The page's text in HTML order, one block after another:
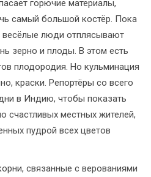
горючие материалы,
самый большой костёр. Пока
весёлые люди отплясывают
зерно и плоды. В этом есть
плодородия. Но кульминация
краски. Репортёры со всего
в Индию, чтобы показать
счастливых местных жителей,
пудрой всех цветов
связанные с верованиями